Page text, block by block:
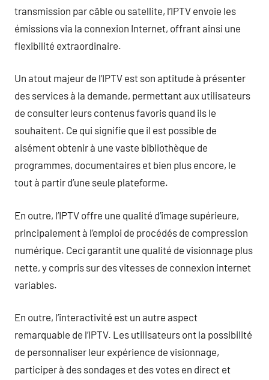
transmission par câble ou satellite, l’IPTV envoie les
émissions via la connexion Internet, offrant ainsi une
flexibilité extraordinaire.
Un atout majeur de l’IPTV est son aptitude à présenter
des services à la demande, permettant aux utilisateurs
de consulter leurs contenus favoris quand ils le
souhaitent. Ce qui signifie que il est possible de
aisément obtenir à une vaste bibliothèque de
programmes, documentaires et bien plus encore, le
tout à partir d’une seule plateforme.
En outre, l’IPTV offre une qualité d’image supérieure,
principalement à l’emploi de procédés de compression
numérique. Ceci garantit une qualité de visionnage plus
nette, y compris sur des vitesses de connexion internet
variables.
En outre, l’interactivité est un autre aspect
remarquable de l’IPTV. Les utilisateurs ont la possibilité
de personnaliser leur expérience de visionnage,
participer à des sondages et des votes en direct et